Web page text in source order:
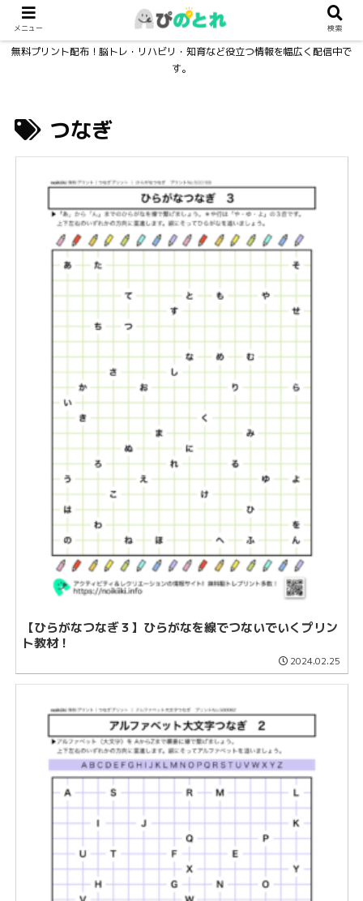
無料プリント配布！脳トレ・リハビリ・知育など役立つ情報を幅広く配信中で
す。
つなぎ
【ひらがなつなぎ３】ひらがなを線でつないでいくプリン
ト教材！
2024.02.25
メニュー 検索